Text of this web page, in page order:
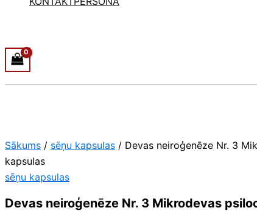
Sākums / sēņu kapsulas / Devas neiroģenēze Nr. 3
kapsulas
sēņu kapsulas
Devas neiroģenēze Nr. 3 Mikrodevas